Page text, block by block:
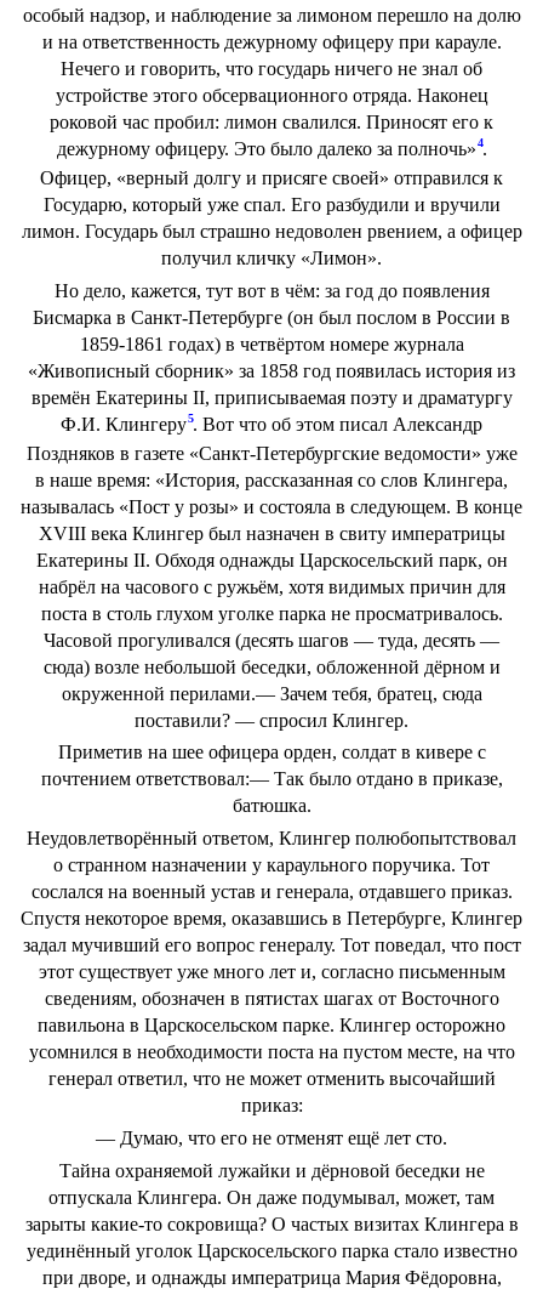
особый надзор, и наблюдение за лимоном перешло на долю
и на ответственность дежурному офицеру при карауле.
Нечего и говорить, что государь ничего не знал об
устройстве этого обсервационного отряда. Наконец
роковой час пробил: лимон свалился. Приносят его к
дежурному офицеру. Это было далеко за полночь»4.
Офицер, «верный долгу и присяге своей» отправился к
Государю, который уже спал. Его разбудили и вручили
лимон. Государь был страшно недоволен рвением, а офицер
получил кличку «Лимон».
Но дело, кажется, тут вот в чём: за год до появления
Бисмарка в Санкт-Петербурге (он был послом в России в
1859-1861 годах) в четвёртом номере журнала
«Живописный сборник» за 1858 год появилась история из
времён Екатерины II, приписываемая поэту и драматургу
Ф.И. Клингеру5. Вот что об этом писал Александр
Поздняков в газете «Санкт-Петербургские ведомости» уже
в наше время: «История, рассказанная со слов Клингера,
называлась «Пост у розы» и состояла в следующем. В конце
XVIII века Клингер был назначен в свиту императрицы
Екатерины II. Обходя однажды Царскосельский парк, он
набрёл на часового с ружьём, хотя видимых причин для
поста в столь глухом уголке парка не просматривалось.
Часовой прогуливался (десять шагов — туда, десять —
сюда) возле небольшой беседки, обложенной дёрном и
окруженной перилами.— Зачем тебя, братец, сюда
поставили? — спросил Клингер.
Приметив на шее офицера орден, солдат в кивере с
почтением ответствовал:— Так было отдано в приказе,
батюшка.
Неудовлетворённый ответом, Клингер полюбопытствовал
о странном назначении у караульного поручика. Тот
сослался на военный устав и генерала, отдавшего приказ.
Спустя некоторое время, оказавшись в Петербурге, Клингер
задал мучивший его вопрос генералу. Тот поведал, что пост
этот существует уже много лет и, согласно письменным
сведениям, обозначен в пятистах шагах от Восточного
павильона в Царскосельском парке. Клингер осторожно
усомнился в необходимости поста на пустом месте, на что
генерал ответил, что не может отменить высочайший
приказ:
— Думаю, что его не отменят ещё лет сто.
Тайна охраняемой лужайки и дёрновой беседки не
отпускала Клингера. Он даже подумывал, может, там
зарыты какие-то сокровища? О частых визитах Клингера в
уединённый уголок Царскосельского парка стало известно
при дворе, и однажды императрица Мария Фёдоровна,